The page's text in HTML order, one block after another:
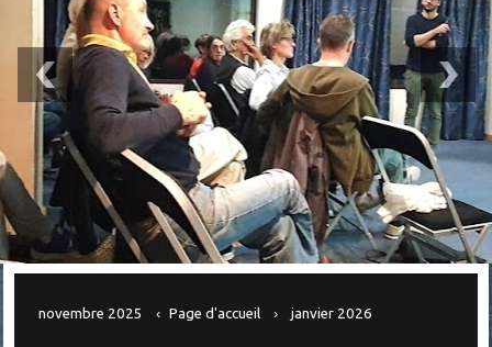
novembre 2025 Page d'accueil janvier 2026